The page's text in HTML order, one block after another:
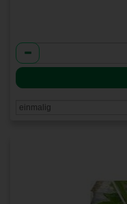
Anzahl